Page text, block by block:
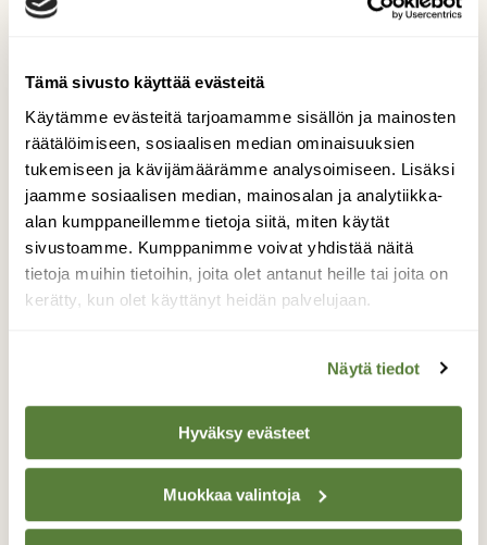
Tämä sivusto käyttää evästeitä
Käytämme evästeitä tarjoamamme sisällön ja mainosten
räätälöimiseen, sosiaalisen median ominaisuuksien
tukemiseen ja kävijämäärämme analysoimiseen. Lisäksi
jaamme sosiaalisen median, mainosalan ja analytiikka-
alan kumppaneillemme tietoja siitä, miten käytät
sivustoamme. Kumppanimme voivat yhdistää näitä
tietoja muihin tietoihin, joita olet antanut heille tai joita on
kerätty, kun olet käyttänyt heidän palvelujaan.
Näytä tiedot
Hyväksy evästeet
Muokkaa valintoja
Aika lentää pesästä
Räksän pojan vuoro lähteä pesästä. Kaksi
poikasta jo räpisteli alas pellolle emon
kannustaissa.
TAKAISIN LISTAAN